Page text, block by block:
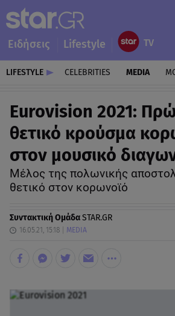
Ειδήσεις Lifestyle
LIFESTYLE CELEBRITIES MEDIA
Eurovision 2021:
θετικό κρούσμα
στον μουσικό
Mέλος της πολωνικής
θετικό στον κορωνοϊό
Συντακτική ΟμάδαSTAR.GR
16.05.21, 15:18 MEDIA